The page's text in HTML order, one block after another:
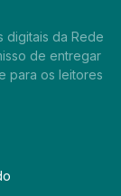
digitais da Rede
de entregar
para os leitores